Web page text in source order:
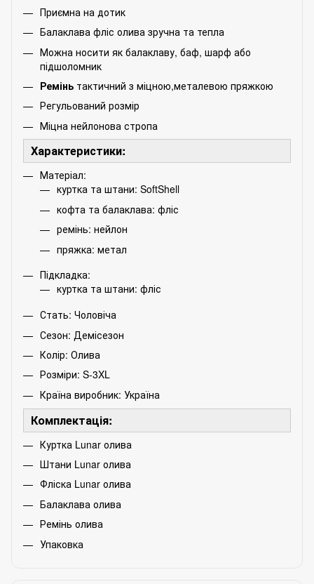
Приємна на дотик
Балаклава фліс олива зручна та тепла
Можна носити як балаклаву, баф, шарф або
підшоломник
Ремінь тактичний з міцною,металевою пряжкою
Регульований розмір
Міцна нейлонова стропа
Характеристики:
Матеріал:
куртка та штани: SoftShell
кофта та балаклава: фліс
ремінь: нейлон
пряжка: метал
Підкладка:
куртка та штани: фліс
Стать: Чоловіча
Сезон: Демісезон
Колір: Олива
Розміри: S-3XL
Країна виробник: Україна
Комплектація:
Куртка Lunar олива
Штани Lunar олива
Фліска Lunar олива
Балаклава олива
Ремінь олива
Упаковка